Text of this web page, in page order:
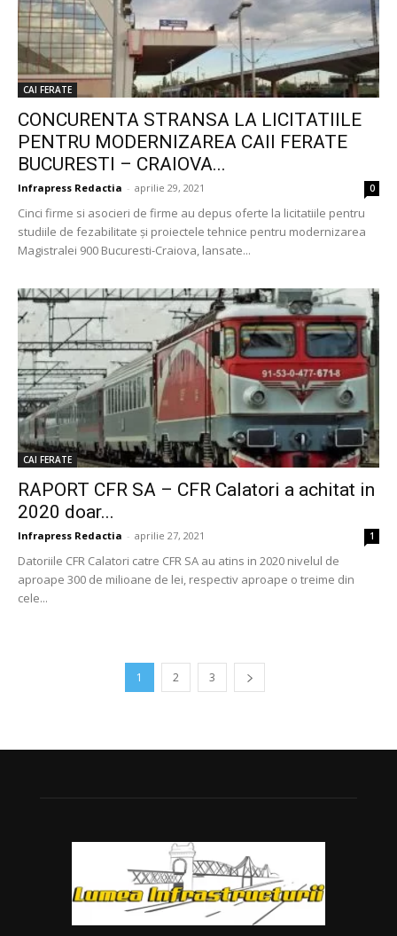
CAI FERATE
CONCURENTA STRANSA LA LICITATIILE
PENTRU MODERNIZAREA CAII FERATE
BUCURESTI – CRAIOVA...
Infrapress Redactia - aprilie 29, 2021 0
Cinci firme si asocieri de firme au depus oferte la licitatiile pentru
studiile de fezabilitate și proiectele tehnice pentru modernizarea
Magistralei 900 Bucuresti-Craiova, lansate...
CAI FERATE
RAPORT CFR SA – CFR Calatori a achitat in
2020 doar...
Infrapress Redactia - aprilie 27, 2021 1
Datoriile CFR Calatori catre CFR SA au atins in 2020 nivelul de
aproape 300 de milioane de lei, respectiv aproape o treime din
cele...
1 2 3